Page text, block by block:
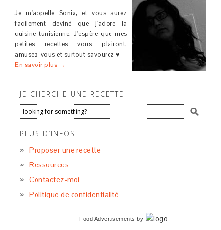
Je m'appelle Sonia, et vous aurez
facilement deviné que j'adore la
cuisine tunisienne. J'espère que mes
petites recettes vous plairont,
amusez-vous et surtout savourez ♥
En savoir plus →
JE CHERCHE UNE RECETTE
PLUS D’INFOS
Proposer une recette
Ressources
Contactez-moi
Politique de confidentialité
Food Advertisements by